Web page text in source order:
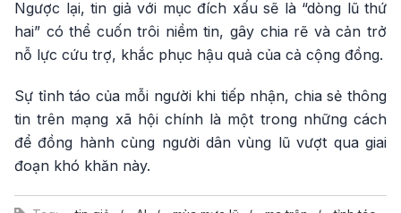
Ngược lại, tin giả với mục đích xấu sẽ là “dòng lũ thứ
hai” có thể cuốn trôi niềm tin, gây chia rẽ và cản trở
nỗ lực cứu trợ, khắc phục hậu quả của cả cộng đồng.
Sự tỉnh táo của mỗi người khi tiếp nhận, chia sẻ thông
tin trên mạng xã hội chính là một trong những cách
để đồng hành cùng người dân vùng lũ vượt qua giai
đoạn khó khăn này.